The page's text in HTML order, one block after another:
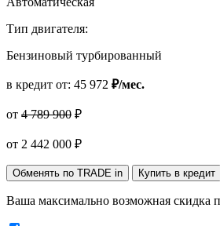
Тип двигателя:
Бензиновый турбированный
в кредит от: 45 972 ₽/мес.
от 4 789 900 ₽
от 2 442 000 ₽
Обменять по TRADE in Купить в кредит
Ваша максимально возможная скидка